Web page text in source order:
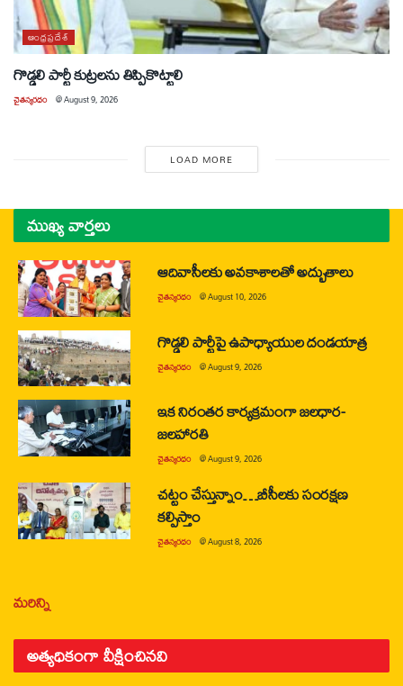
ఆంధ్రప్రదేశ్
గొడ్డలి పార్టీ కుట్రలను తిప్పికొట్టాలి
చైతన్యరధం @August 9, 2026
LOAD MORE
ముఖ్య వార్తలు
ఆదివాసీలకు అవకాశాలతో అద్భుతాలు
చైతన్యరధం @August 10, 2026
గొడ్డలి పార్టీపై ఉపాధ్యాయుల దండయాత్ర
చైతన్యరధం @August 9, 2026
ఇక నిరంతర కార్యక్రమంగా జలధార-
జలహారతి
చైతన్యరధం @August 9, 2026
చట్టం చేస్తున్నాం…బీసీలకు సంరక్షణ
కల్పిస్తాం
చైతన్యరధం @August 8, 2026
మరిన్ని
అత్యధికంగా వీక్షించినవి